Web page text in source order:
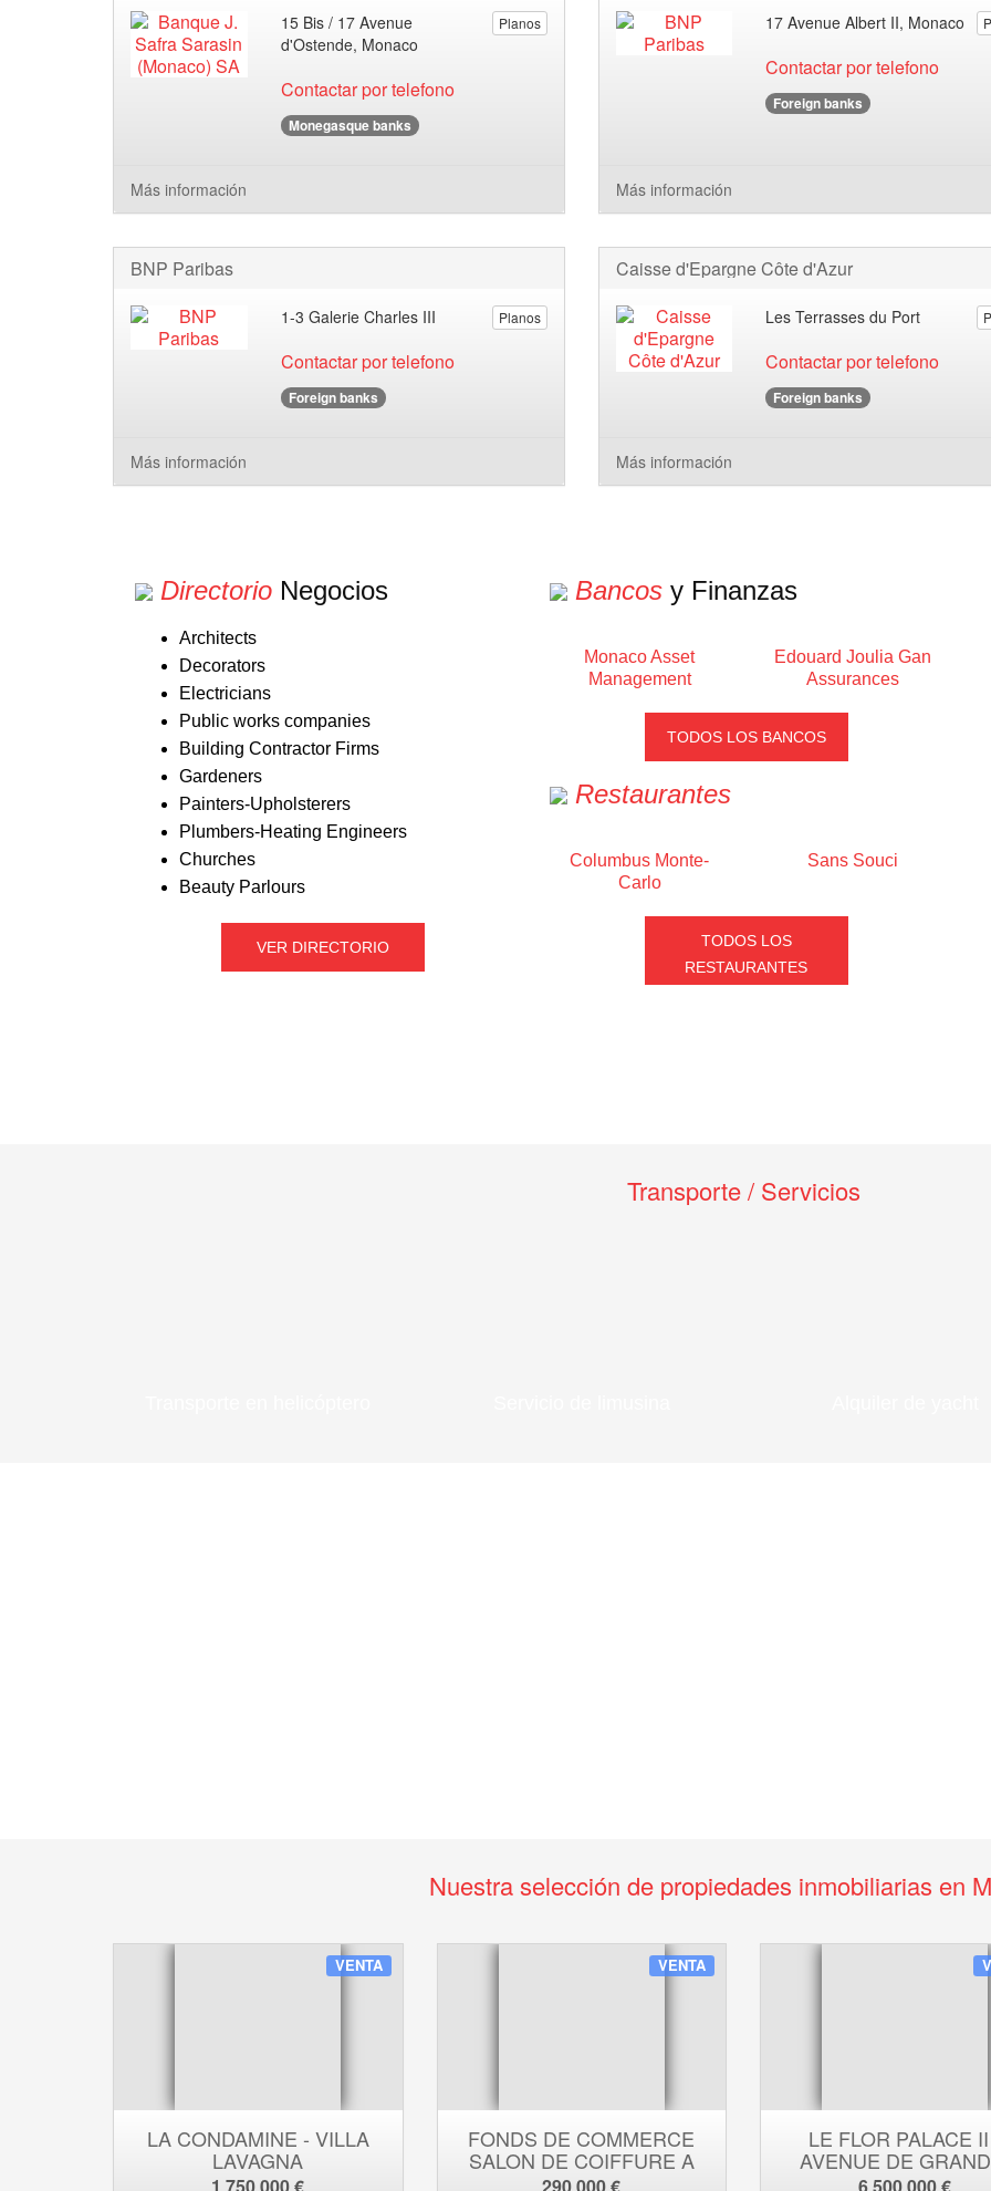
Planos
15 Bis / 17 Avenue
d'Ostende, Monaco
Contactar por telefono
Monegasque banks
Más información
17 Avenue Albert II, Monaco
Contactar por telefono
Foreign banks
Más información
BNP Paribas
Planos
1-3 Galerie Charles III
Contactar por telefono
Foreign banks
Más información
Caisse d'Epargne Côte d'Azur
Les Terrasses du Port
Contactar por telefono
Foreign banks
Más información
Directorio Negocios
Architects
Decorators
Electricians
Public works companies
Building Contractor Firms
Gardeners
Painters-Upholsterers
Plumbers-Heating Engineers
Churches
Beauty Parlours
VER DIRECTORIO
Bancos y Finanzas
Monaco Asset
Management
Edouard Joulia Gan
Assurances
TODOS LOS BANCOS
Restaurantes
Columbus Monte-
Carlo
Sans Souci
TODOS LOS
RESTAURANTES
Transporte / Servicios
Nuestra selección de propiedades inmobiliarias en
VENTA
LA CONDAMINE - VILLA
LAVAGNA
1 750 000 €
VENTA
FONDS DE COMMERCE
SALON DE COIFFURE A
VENDRE
290 000 €
LE FLOR PALACE
AVENUE DE
BRETAGNE
6 500 000 €